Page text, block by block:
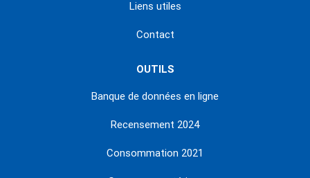
Liens utiles
Contact
OUTILS
Banque de données en ligne
Recensement 2024
Consommation 2021